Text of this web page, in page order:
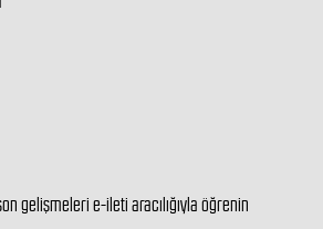
gelişmeleri e-ileti aracılığıyla öğrenin